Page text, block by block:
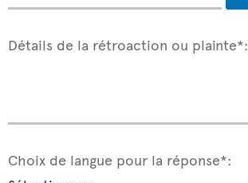
Détails de la rétroaction ou plainte*:
Choix de langue pour la réponse*: